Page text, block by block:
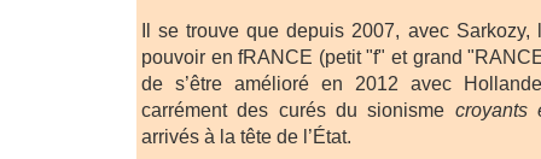
Il se trouve que depuis 2007, avec
pouvoir en fRANCE (petit "f" et grand
de s’être amélioré en 2012 avec
carrément des curés du sionisme croyants
arrivés à la tête de l’État.